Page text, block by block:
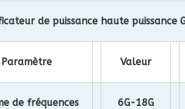
de puissance haute puissance
Paramètre Valeur
de fréquences 6G-18G